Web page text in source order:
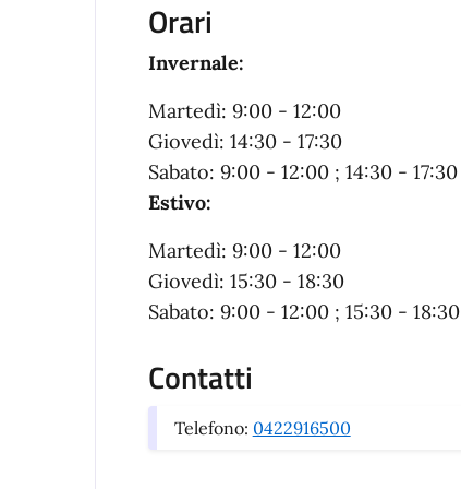
Orari
Invernale:
Martedì: 9:00 - 12:00
Giovedì: 14:30 - 17:30
Sabato: 9:00 - 12:00 ; 14:30 - 17:30
Estivo:
Martedì: 9:00 - 12:00
Giovedì: 15:30 - 18:30
Sabato: 9:00 - 12:00 ; 15:30 - 18:30
Contatti
Telefono: 0422916500